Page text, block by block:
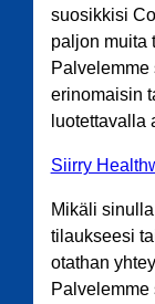
suosikkisi
paljon muita
erinomaisin
luotettavalla
Siirry
Mikäli
tilaukseesi
otathan